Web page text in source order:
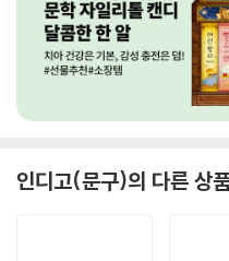
인디고(문구)의 다른 상